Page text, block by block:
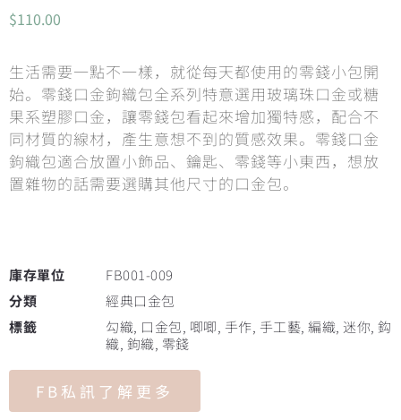
$110.00
生活需要一點不一樣，就從每天都使用的零錢小包開
始。零錢口金鉤織包全系列特意選用玻璃珠口金或糖
果系塑膠口金，讓零錢包看起來增加獨特感，配合不
同材質的線材，產生意想不到的質感效果。零錢口金
鉤織包適合放置小飾品、鑰匙、零錢等小東西，想放
置雜物的話需要選購其他尺寸的口金包。
庫存單位
FB001-009
分類
經典口金包
標籤
勾織, 口金包, 唧唧, 手作, 手工藝, 編織, 迷你, 鈎
織, 鉤織, 零錢
FB私訊了解更多